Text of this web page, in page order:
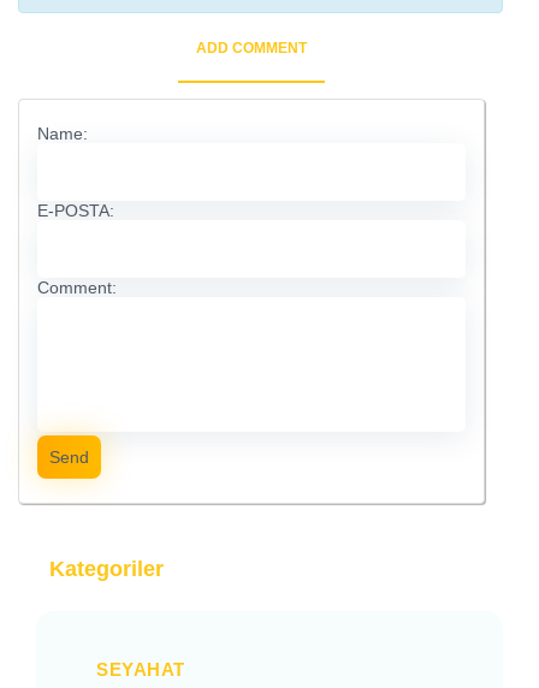
ADD COMMENT
Name:
E-POSTA:
Comment:
Send
Kategoriler
SEYAHAT